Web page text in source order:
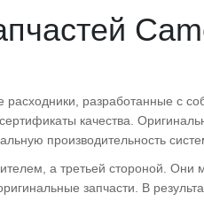
разработанные с
качества.
производительность
а третьей стороной.
запчасти. В